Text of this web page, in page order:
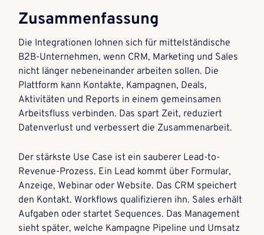
Zusammenfassung
Die Integrationen lohnen sich für mittelständische
B2B-Unternehmen, wenn CRM, Marketing und Sales
nicht länger nebeneinander arbeiten sollen. Die
Plattform kann Kontakte, Kampagnen, Deals,
Aktivitäten und Reports in einem gemeinsamen
Arbeitsfluss verbinden. Das spart Zeit, reduziert
Datenverlust und verbessert die Zusammenarbeit.
Der stärkste Use Case ist ein sauberer Lead-to-
Revenue-Prozess. Ein Lead kommt über Formular,
Anzeige, Webinar oder Website. Das CRM speichert
den Kontakt. Workflows qualifizieren ihn. Sales erhält
Aufgaben oder startet Sequences. Das Management
sieht später, welche Kampagne Pipeline und Umsatz